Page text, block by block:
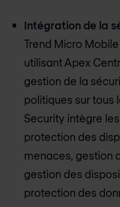
Intégration de la
Trend Micro
utilisant Apex
gestion de la
politiques sur tous
Security intègre
protection des
menaces, gestion
gestion des
protection des